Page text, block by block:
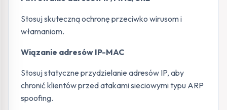
Stosuj skuteczną ochronę przeciwko wirusom i
włamaniom.
Wiązanie adresów IP-MAC
Stosuj statyczne przydzielanie adresów IP, aby
chronić klientów przed atakami sieciowymi typu ARP
spoofing.